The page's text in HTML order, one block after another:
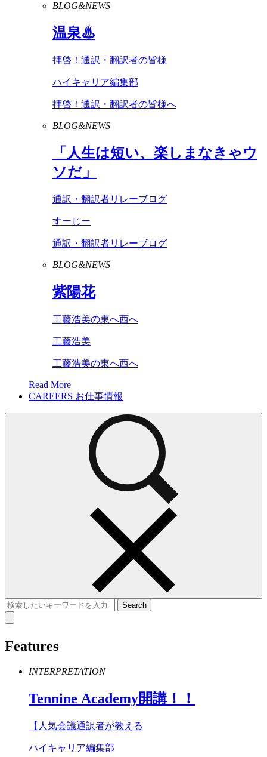
BLOG&NEWS
温泉♨
拝啓！通訳・翻訳者の皆様
ハイキャリア編集部
拝啓！通訳・翻訳者の皆様へ
BLOG&NEWS
「人生は短い、楽しまなきゃウ
ソだ」
通訳・翻訳者リレーブログ
すーじー
通訳・翻訳者リレーブログ
BLOG&NEWS
紫陽花
工藤浩美の東へ西へ
工藤浩美
工藤浩美の東へ西へ
Read More
CAREERS お仕事情報
Features
INTERPRETATION
Tennine Academy開講！！
【人気会議通訳者が教える
ハイキャリア編集部